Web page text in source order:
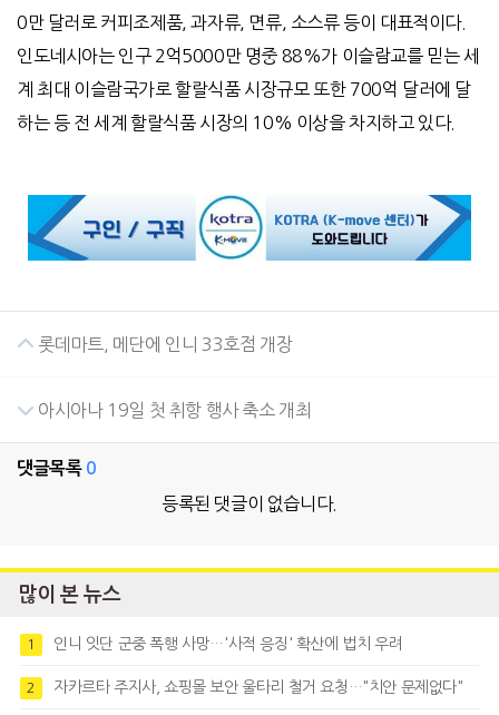
0만 달러로 커피조제품, 과자류, 면류, 소스류 등이 대표적이다.
인도네시아는 인구 2억5000만 명중 88%가 이슬람교를 믿는 세
계 최대 이슬람국가로 할랄식품 시장규모 또한 700억 달러에 달
하는 등 전 세계 할랄식품 시장의 10% 이상을 차지하고 있다.
롯데마트, 메단에 인니 33호점 개장
아시아나 19일 첫 취항 행사 축소 개최
댓글목록 0
등록된 댓글이 없습니다.
많이 본 뉴스
1 인니 잇단 군중 폭행 사망…'사적 응징' 확산에 법치 우려
2 자카르타 주지사, 쇼핑몰 보안 울타리 철거 요청…"치안 문제없다"